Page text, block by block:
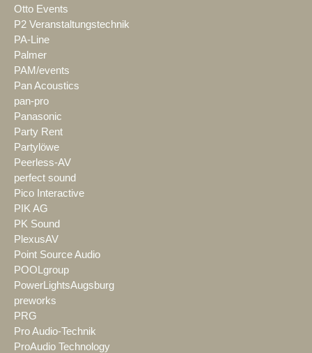
Otto Events
P2 Veranstaltungstechnik
PA-Line
Palmer
PAM/events
Pan Acoustics
pan-pro
Panasonic
Party Rent
Partylöwe
Peerless-AV
perfect sound
Pico Interactive
PIK AG
PK Sound
PlexusAV
Point Source Audio
POOLgroup
PowerLightsAugsburg
preworks
PRG
Pro Audio-Technik
ProAudio Technology